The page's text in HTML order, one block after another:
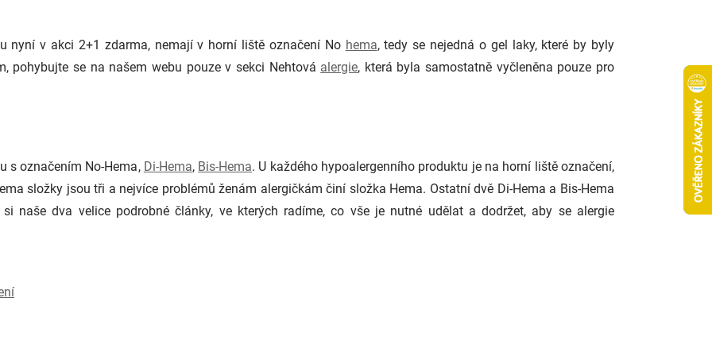
nyní v akci 2+1 zdarma, nemají v horní liště označení No hema, tedy se nejedná o gel laky, které by byly
pohybujte se na našem webu pouze v sekci Nehtová alergie, která byla samostatně vyčleněna pouze pro
s označením No-Hema, Di-Hema, Bis-Hema. U každého hypoalergenního produktu je na horní liště označení,
složky jsou tři a nejvíce problémů ženám alergičkám činí složka Hema. Ostatní dvě Di-Hema a Bis-Hema
naše dva velice podrobné články, ve kterých radíme, co vše je nutné udělat a dodržet, aby se alergie